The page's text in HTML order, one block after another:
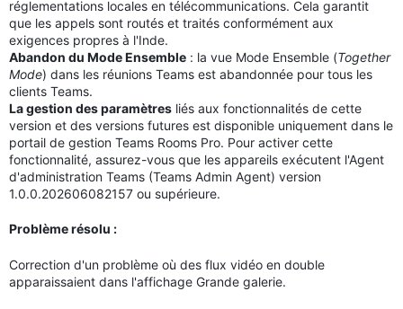
réglementations locales en télécommunications. Cela garantit
que les appels sont routés et traités conformément aux
exigences propres à l'Inde.
Abandon du Mode Ensemble : la vue Mode Ensemble (Together
Mode) dans les réunions Teams est abandonnée pour tous les
clients Teams.
La gestion des paramètres liés aux fonctionnalités de cette
version et des versions futures est disponible uniquement dans le
portail de gestion Teams Rooms Pro. Pour activer cette
fonctionnalité, assurez-vous que les appareils exécutent l'Agent
d'administration Teams (Teams Admin Agent) version
1.0.0.202606082157 ou supérieure.
Problème résolu :
Correction d'un problème où des flux vidéo en double
apparaissaient dans l'affichage Grande galerie.